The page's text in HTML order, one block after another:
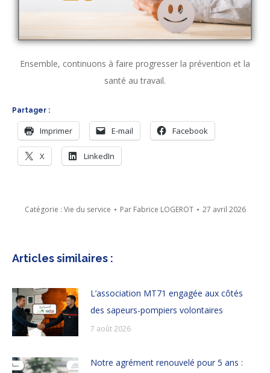
Ensemble, continuons à faire progresser la prévention et la
santé au travail.
Partager :
Imprimer E-mail Facebook
X LinkedIn
Catégorie : Vie du service Par Fabrice LOGEROT 27 avril 2026
Articles similaires :
L’association MT71 engagée aux côtés
des sapeurs-pompiers volontaires
7 août 2026
Notre agrément renouvelé pour 5 ans :